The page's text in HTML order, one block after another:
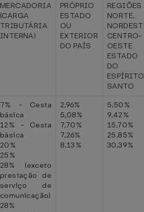
MERCADORIA
(CARGA
TRIBUTÁRIA
INTERNA)
PRÓPRIO
ESTADO
OU
EXTERIOR
DO PAÍS
REGIÕES
NORTE,
CENTRO-
OESTE
ESTADO
DO
ESPÍRITO
SANTO
7% - Cesta
básica
12% - Cesta
básica
20%
25%
28% (exceto
prestação de
serviço de
comunicação)
28%
2,96%
5,08%
7,70%
7,26%
8,13%
5,50%
9,42%
15,70%
25,85%
30,39%